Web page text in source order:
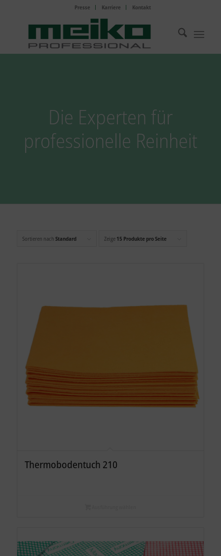
Presse Karriere Kontakt
Die Experten für
professionelle Reinheit
Sortieren nach Standard Zeige 15 Produkte pro Seite
Thermobodentuch 210